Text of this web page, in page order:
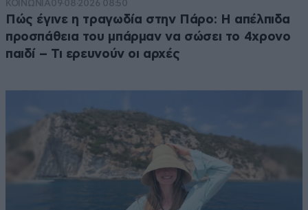
ΚΟΙΝΩΝΙΑ 09·08·2026 08:50
Πώς έγινε η τραγωδία στην Πάρο: Η απέλπιδα
προσπάθεια του μπάρμαν να σώσει το 4χρονο
παιδί – Τι ερευνούν οι αρχές